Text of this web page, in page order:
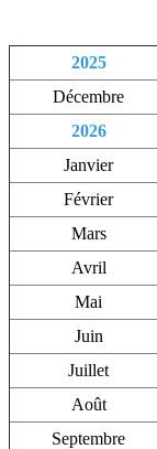
2025
Décembre
2026
Janvier
Février
Mars
Avril
Mai
Juin
Juillet
Août
Septembre